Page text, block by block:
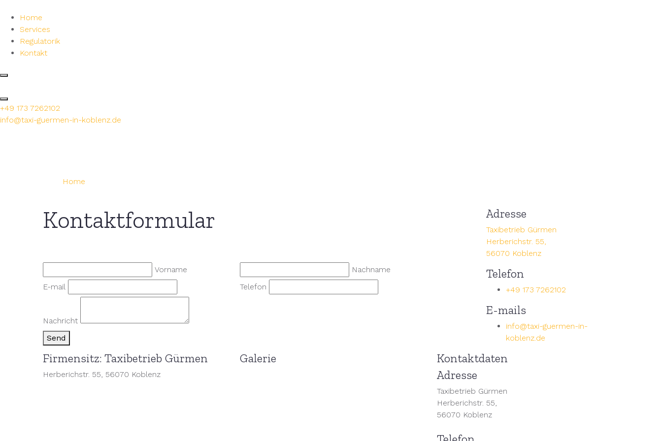
Home
Services
Regulatorik
Kontakt
+49 173 7262102
info@taxi-guermen-in-koblenz.de
Home
Adresse
Taxibetrieb Gürmen
Herberichstr. 55,
56070 Koblenz
Telefon
+49 173 7262102
E-mails
info@taxi-guermen-in-
koblenz.de
Kontaktformular
Vorname
Nachname
E-mail
Telefon
Nachricht
Send
Firmensitz: Taxibetrieb Gürmen
Herberichstr. 55, 56070 Koblenz
Galerie
Kontaktdaten
Adresse
Taxibetrieb Gürmen
Herberichstr. 55,
56070 Koblenz